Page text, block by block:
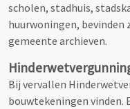
scholen, stadhuis,
huurwoningen, bevinden
gemeente archieven.
Bij vervallen
bouwtekeningen vinden.